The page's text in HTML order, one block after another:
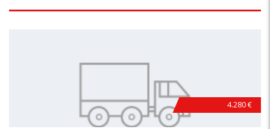
4.280 €